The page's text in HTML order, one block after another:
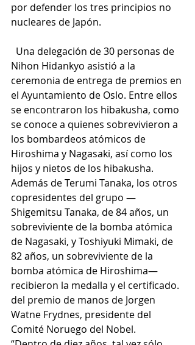
por defender los tres principios no
nucleares de Japón.
Una delegación de 30 personas de
Nihon Hidankyo asistió a la
ceremonia de entrega de premios en
el Ayuntamiento de Oslo. Entre ellos
se encontraron los hibakusha, como
se conoce a quienes sobrevivieron a
los bombardeos atómicos de
Hiroshima y Nagasaki, así como los
hijos y nietos de los hibakusha.
Además de Terumi Tanaka, los otros
copresidentes del grupo —
Shigemitsu Tanaka, de 84 años, un
sobreviviente de la bomba atómica
de Nagasaki, y Toshiyuki Mimaki, de
82 años, un sobreviviente de la
bomba atómica de Hiroshima—
recibieron la medalla y el certificado.
del premio de manos de Jorgen
Watne Frydnes, presidente del
Comité Noruego del Nobel.